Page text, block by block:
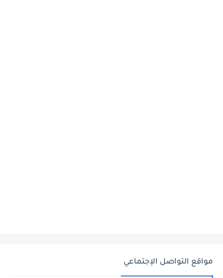
مواقع التواصل الإجتماعي